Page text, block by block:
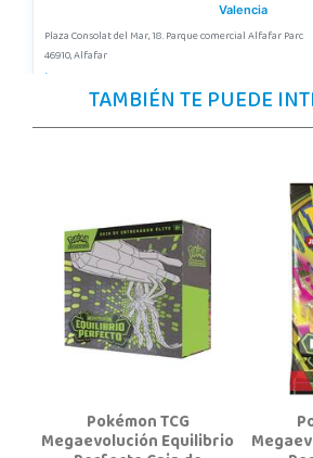
Valencia
Plaza Consolat del Mar, 18. Parque comercial Alfafar Parc
46910, Alfafar
Localizar Tienda
Juguetilandia
Avd. Alicante,27 (Carretera N-340)
03820, Cocentaina
965 59 27 53
Localizar Tienda
Juguetilandia
TAMBIÉN TE PUEDE
Pokémon TCG
Megaevolución Equilibrio